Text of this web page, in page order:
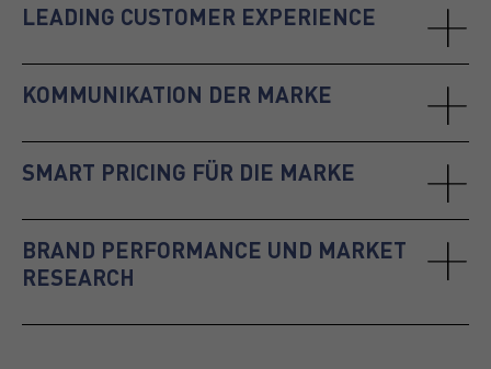
LEADING CUSTOMER EXPERIENCE
KOMMUNIKATION DER MARKE
SMART PRICING FÜR DIE MARKE
BRAND PERFORMANCE UND MARKET
RESEARCH